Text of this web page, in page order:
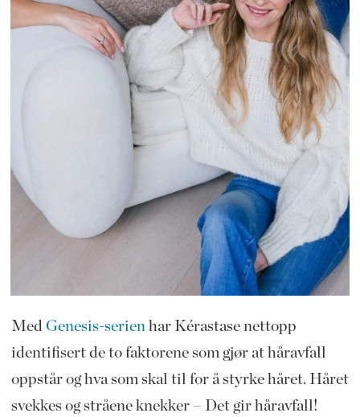
Med Genesis-serien har Kérastase nettopp
identifisert de to faktorene som gjør at håravfall
oppstår og hva som skal til for å styrke håret. Håret
svekkes og stråene knekker – Det gir håravfall!